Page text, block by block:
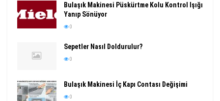
Bulaşık Makinesi Püskürtme Kolu Kontrol Işığı
Yanıp Sönüyor
0
Sepetler Nasıl Doldurulur?
0
Bulaşık Makinesi İç Kapı Contası Değişimi
0